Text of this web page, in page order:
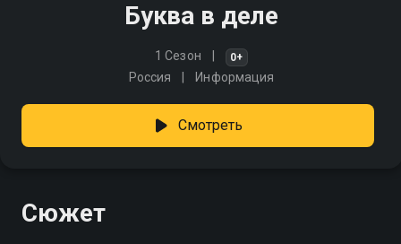
Буква в деле
1 Сезон 0+
Россия Информация
Смотреть
Сюжет